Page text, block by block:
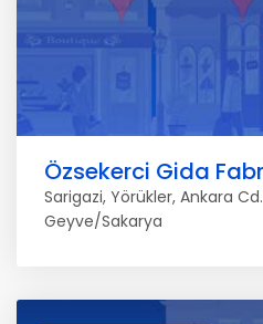
Özsekerci Gida
Sarigazi, Yörükler, Ankara
Geyve/Sakarya